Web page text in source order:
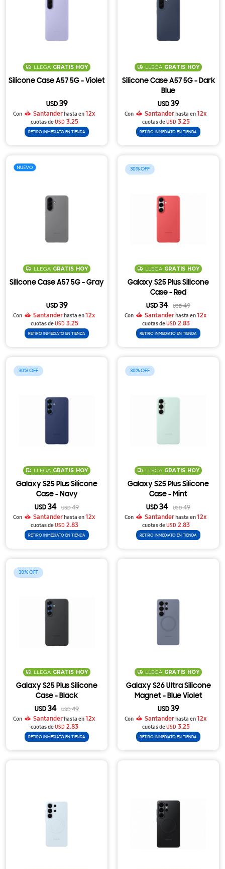
LLEGA GRATIS HOY
Silicone Case A57 5G - Violet
USD 39
Con Santanderhasta en12x
cuotas deUSD 3.25
RETIRO INMEDIATO EN TIENDA
LLEGA GRATIS HOY
Silicone Case A57 5G - Dark
Blue
USD 39
Con Santanderhasta en12x
cuotas deUSD 3.25
RETIRO INMEDIATO EN TIENDA
LLEGA GRATIS HOY
Silicone Case A57 5G - Gray
USD 39
Con Santanderhasta en12x
cuotas deUSD 3.25
RETIRO INMEDIATO EN TIENDA
30
LLEGA GRATIS HOY
Galaxy S25 Plus Silicone
Case - Red
USD 34 USD49
Con
Santanderhasta en12x
cuotas deUSD 2.83
RETIRO INMEDIATO EN TIENDA
30
LLEGA GRATIS HOY
Galaxy S25 Plus Silicone
Case - Navy
USD 34 USD49
Con
Santanderhasta en12x
cuotas deUSD 2.83
RETIRO INMEDIATO EN TIENDA
30
LLEGA GRATIS HOY
Galaxy S25 Plus Silicone
Case - Mint
USD 34 USD49
Con
Santanderhasta en12x
cuotas deUSD 2.83
RETIRO INMEDIATO EN TIENDA
30
LLEGA GRATIS HOY
Galaxy S25 Plus Silicone
Case - Black
USD 34 USD49
Con
Santanderhasta en12x
cuotas deUSD 2.83
RETIRO INMEDIATO EN TIENDA
LLEGA GRATIS HOY
Galaxy S26 Ultra Silicone
Magnet - Blue Violet
USD 39
Con Santanderhasta en12x
cuotas deUSD 3.25
RETIRO INMEDIATO EN TIENDA